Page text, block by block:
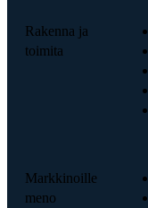
Rakenna ja
toimita
Markkinoille
meno